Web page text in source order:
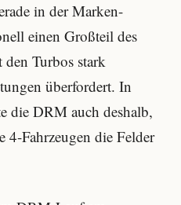
in der Marken-
einen Großteil des
Turbos stark
überfordert. In
die DRM auch deshalb,
Fahrzeugen die Felder